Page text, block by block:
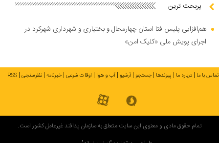
پربحث ترین
هم‌افزایی پلیس فتا استان چهارمحال و بختیاری و شهرداری شهرکرد در
اجرای پویش ملی «کلیک امن»
تماس با ما درباره ما پیوندها جستجو آرشیو آب و هوا اوقات شرعی خبرنامه نظرسنجی RSS
تمام حقوق مادی و معنوی این سایت متعلق به سازمان پدافند غیرعامل کشور است.